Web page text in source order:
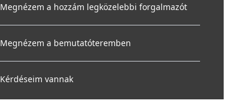
Megnézem a hozzám legközelebbi forgalmazót
Megnézem a bemutatóteremben
Kérdéseim vannak